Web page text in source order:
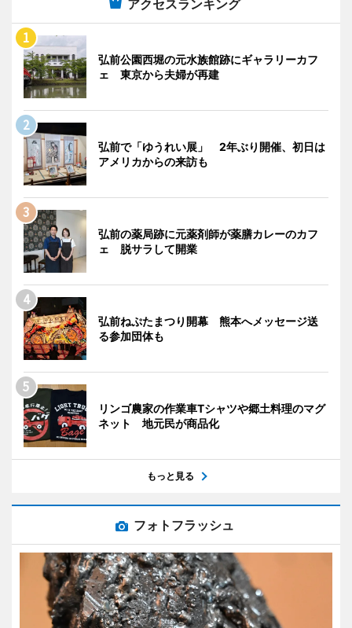
アクセスランキング
弘前公園西堀の元水族館跡にギャラリーカフ
ェ 東京から夫婦が再建
弘前で「ゆうれい展」 2年ぶり開催、初日は
アメリカからの来訪も
弘前の薬局跡に元薬剤師が薬膳カレーのカフ
ェ 脱サラして開業
弘前ねぷたまつり開幕 熊本へメッセージ送
る参加団体も
リンゴ農家の作業車Tシャツや郷土料理のマグ
ネット 地元民が商品化
もっと見る
フォトフラッシュ